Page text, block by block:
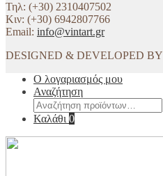
Τηλ: (+30) 2310407502
Κιν: (+30) 6942807766
Email: info@vintart.gr
DESIGNED & DEVELOPED BY
Ο λογαριασμός μου
Αναζήτηση
Αναζήτηση
για:
Καλάθι 0